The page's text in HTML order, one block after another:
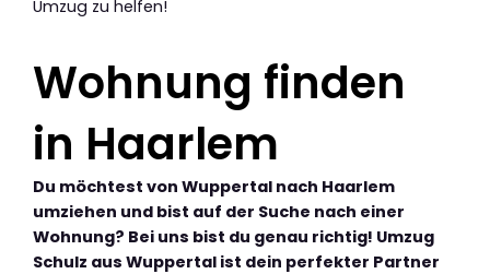
Umzug zu helfen!
Wohnung finden
in Haarlem
Du möchtest von Wuppertal nach Haarlem
umziehen und bist auf der Suche nach einer
Wohnung? Bei uns bist du genau richtig! Umzug
Schulz aus Wuppertal ist dein perfekter Partner